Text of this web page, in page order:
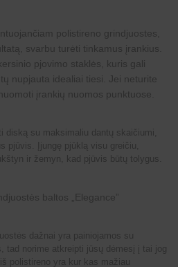
polistireno grindjuostes
svarbu turėti tinkamus įrankius.
pjovimo staklės, kuris gali
nupjauta idealiai tiesi. Jei neturite
įrankių nuomos punktuose.
diską su maksimaliu dantų skaičiumi,
pjūvis. Įjungę pjūklą visu greičiu,
ir žemyn, kad pjūvis būtų tolygus.
dažnai yra painiojamos su
tad norime atkreipti jūsų dėmesį į tai jog
polistireno yra kur kas mažiau